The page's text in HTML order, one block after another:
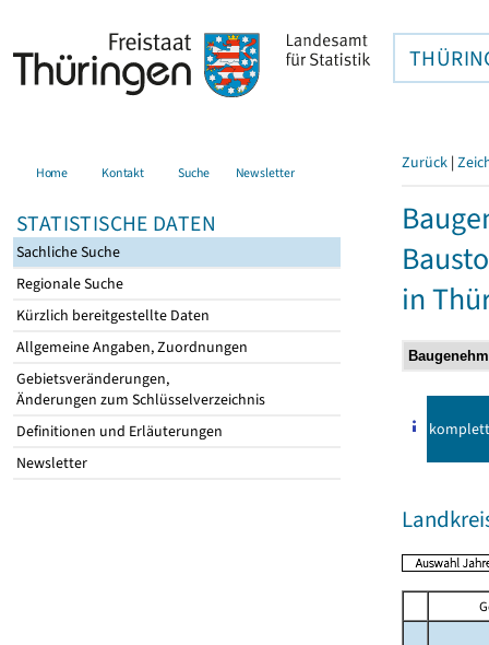
Home Kontakt Suche Newsletter
STATISTISCHE DATEN
Sachliche Suche
Regionale Suche
Kürzlich bereitgestellte Daten
Allgemeine Angaben, Zuordnungen
Gebietsveränderungen,
Änderungen zum Schlüsselverzeichnis
Definitionen und Erläuterungen
Newsletter
Zurück |
in
komplett